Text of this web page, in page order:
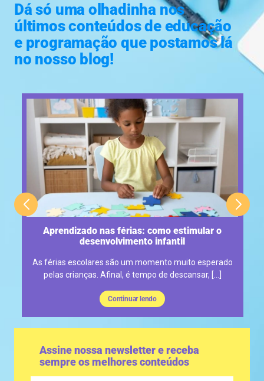
Dá só uma olhadinha nos
últimos conteúdos de educação
e programação que postamos lá
no nosso blog!
Aprendizado nas férias: como estimular o
desenvolvimento infantil
As férias escolares são um momento muito esperado
pelas crianças. Afinal, é tempo de descansar, […]
Continuar lendo
Assine nossa newsletter e receba
sempre os melhores conteúdos